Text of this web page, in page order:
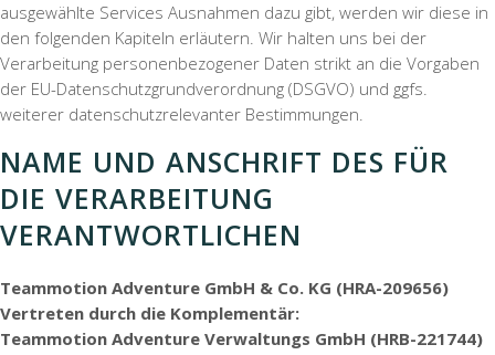
ausgewählte Services Ausnahmen dazu gibt, werden wir diese in
den folgenden Kapiteln erläutern. Wir halten uns bei der
Verarbeitung personenbezogener Daten strikt an die Vorgaben
der EU-Datenschutzgrundverordnung (DSGVO) und ggfs.
weiterer datenschutzrelevanter Bestimmungen.
NAME UND ANSCHRIFT DES FÜR
DIE VERARBEITUNG
VERANTWORTLICHEN
Teammotion Adventure GmbH & Co. KG (HRA-209656)
Vertreten durch die Komplementär:
Teammotion Adventure Verwaltungs GmbH (HRB-221744)